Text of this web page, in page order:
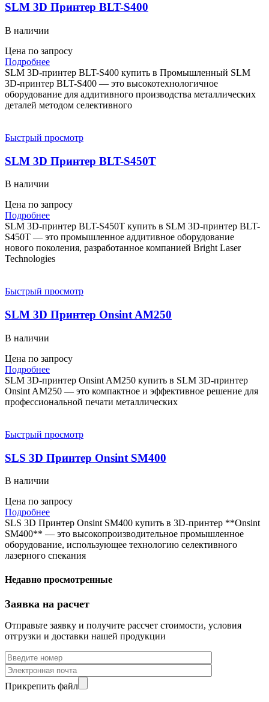
SLM 3D Принтер BLT-S400
В наличии
Цена по запросу
Подробнее
SLM 3D-принтер BLT-S400 купить в Промышленный SLM
3D-принтер BLT-S400 — это высокотехнологичное
оборудование для аддитивного производства металлических
деталей методом селективного
Быстрый просмотр
SLM 3D Принтер BLT-S450T
В наличии
Цена по запросу
Подробнее
SLM 3D-принтер BLT-S450T купить в SLM 3D-принтер BLT-
S450T — это промышленное аддитивное оборудование
нового поколения, разработанное компанией Bright Laser
Technologies
Быстрый просмотр
SLM 3D Принтер Onsint AM250
В наличии
Цена по запросу
Подробнее
SLM 3D-принтер Onsint AM250 купить в SLM 3D-принтер
Onsint AM250 — это компактное и эффективное решение для
профессиональной печати металлических
Быстрый просмотр
SLS 3D Принтер Onsint SM400
В наличии
Цена по запросу
Подробнее
SLS 3D Принтер Onsint SM400 купить в 3D-принтер **Onsint
SM400** — это высокопроизводительное промышленное
оборудование, использующее технологию селективного
лазерного спекания
Недавно просмотренные
Заявка на расчет
Отправьте заявку и получите рассчет стоимости, условия
отгрузки и доставки нашей продукции
Прикрепить файл